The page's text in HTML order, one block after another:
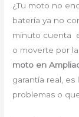
¿Tu moto no
batería ya no
minuto cuenta
o moverte por
moto en
garantía real,
problemas o